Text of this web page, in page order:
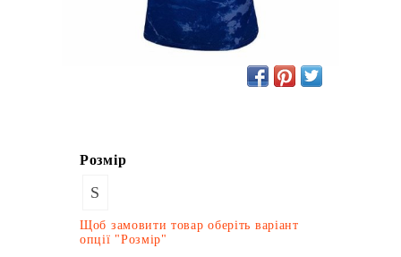
Розмір
S
Щоб замовити товар оберіть варіант
опції "Розмір"